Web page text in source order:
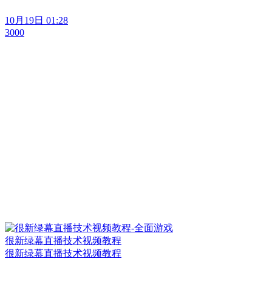
10月19日 01:28
3000
很新绿幕直播技术视频教程
很新绿幕直播技术视频教程